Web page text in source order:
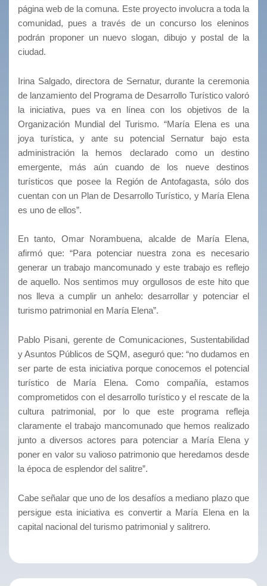
página web de la comuna. Este proyecto involucra a toda la
comunidad, pues a través de un concurso los eleninos
podrán proponer un nuevo slogan, dibujo y postal de la
ciudad.
Irina Salgado, directora de Sernatur, durante la ceremonia
de lanzamiento del Programa de Desarrollo Turístico valoró
la iniciativa, pues va en línea con los objetivos de la
Organización Mundial del Turismo. “María Elena es una
joya turística, y ante su potencial Sernatur bajo esta
administración la hemos declarado como un destino
emergente, más aún cuando de los nueve destinos
turísticos que posee la Región de Antofagasta, sólo dos
cuentan con un Plan de Desarrollo Turístico, y María Elena
es uno de ellos”.
En tanto, Omar Norambuena, alcalde de María Elena,
afirmó que: “Para potenciar nuestra zona es necesario
generar un trabajo mancomunado y este trabajo es reflejo
de aquello. Nos sentimos muy orgullosos de este hito que
nos lleva a cumplir un anhelo: desarrollar y potenciar el
turismo patrimonial en María Elena”.
Pablo Pisani, gerente de Comunicaciones, Sustentabilidad
y Asuntos Públicos de SQM, aseguró que: “no dudamos en
ser parte de esta iniciativa porque conocemos el potencial
turístico de María Elena. Como compañía, estamos
comprometidos con el desarrollo turístico y el rescate de la
cultura patrimonial, por lo que este programa refleja
claramente el trabajo mancomunado que hemos realizado
junto a diversos actores para potenciar a María Elena y
poner en valor su valioso patrimonio que heredamos desde
la época de esplendor del salitre”.
Cabe señalar que uno de los desafíos a mediano plazo que
persigue esta iniciativa es convertir a María Elena en la
capital nacional del turismo patrimonial y salitrero.